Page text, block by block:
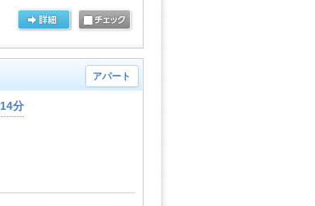
アパート
分